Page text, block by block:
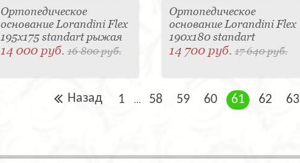
Ортопедическое
основание Lorandini Flex
195x175 standart рыжая
14 000 руб.16 800 руб.
Ортопедическое
основание Lorandini Flex
190x180 standart
14 700 руб. 17 640 руб.
Назад 1 ... 58 59 60 61 62 63